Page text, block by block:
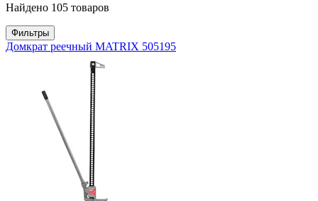
Найдено 105 товаров
Фильтры
Домкрат реечный MATRIX 505195